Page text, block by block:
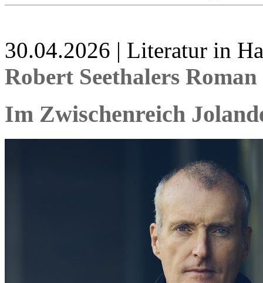
30.04.2026 | Literatur in
Robert Seethalers
Im Zwischenreich